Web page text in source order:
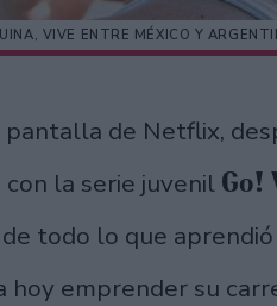
VIVE ENTRE MÉXICO Y
de Netflix,
la serie juvenil Go!
todo lo que aprendió
hoy emprender su